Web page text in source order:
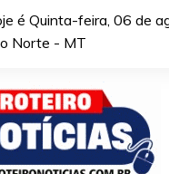
é Quinta-feira, 06 de
Norte - MT